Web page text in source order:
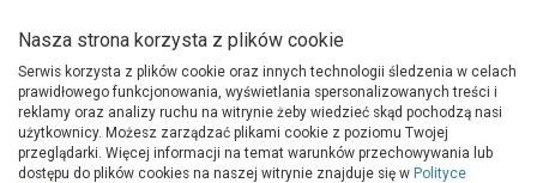
Strona główna Narzędzia
Elektronarzędzia, osprzęt
Lutownice, pistolety do kleju, opalarki
Pistolety do kleju
Nasza strona korzysta z plików cookie
Serwis korzysta z plików cookie oraz innych technologii śledzenia w celach
prawidłowego funkcjonowania, wyświetlania spersonalizowanych treści i
reklamy oraz analizy ruchu na witrynie żeby wiedzieć skąd pochodzą nasi
użytkownicy. Możesz zarządzać plikami cookie z poziomu Twojej
przeglądarki. Więcej informacji na temat warunków przechowywania lub
dostępu do plików cookies na naszej witrynie znajduje się w Polityce